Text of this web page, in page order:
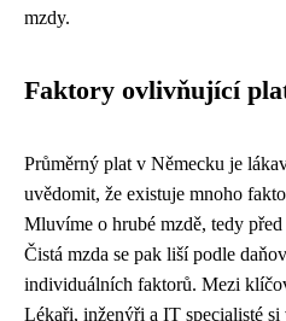
mzdy.
Faktory ovlivňující
Průměrný plat v Německu je
uvědomit, že existuje mnoho
Mluvíme o hrubé mzdě, tedy
Čistá mzda se pak liší podle
individuálních faktorů. Mezi
Lékaři, inženýři a IT specialisté